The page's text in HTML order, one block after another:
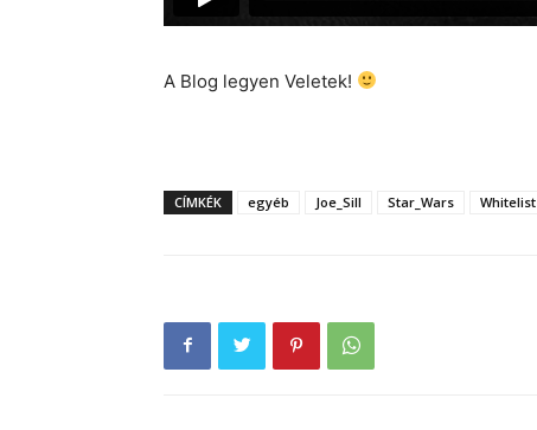
A Blog legyen Veletek!
CÍMKÉK egyéb Joe_Sill Star_Wars Whitelist